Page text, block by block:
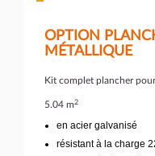
OPTION
MÉTALLIQUE
Kit complet plancher
5.04 m2
en acier galvanisé
résistant à la charge